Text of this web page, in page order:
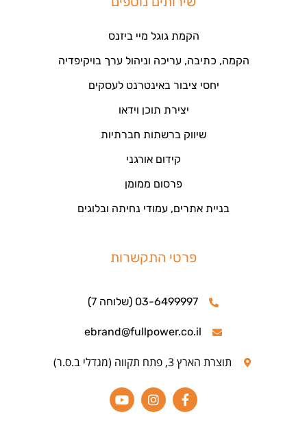
הקמת גוגל מיי ביזנס
הקמה, כתיבה, עריכה וניהול ערך בויקיפדיה
יחסי ציבור באינטרנט לעסקים
יצירת תוכן וידאו
שיווק ברשתות חברתיות
קידום אורגני
פרסום ממומן
בניית אתרים, עמודי נחיתה ובלוגים
פרטי התקשרות
03-6499997 (שלוחה 7)
ebrand@fullpower.co.il
תוצרת הארץ 3, פתח תקווה (מגדלי ב.ס.ר)